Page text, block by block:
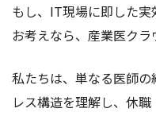
もし、IT現場に即した
お考えなら、産業医クラ
私たちは、単なる医師
レス構造を理解し、休